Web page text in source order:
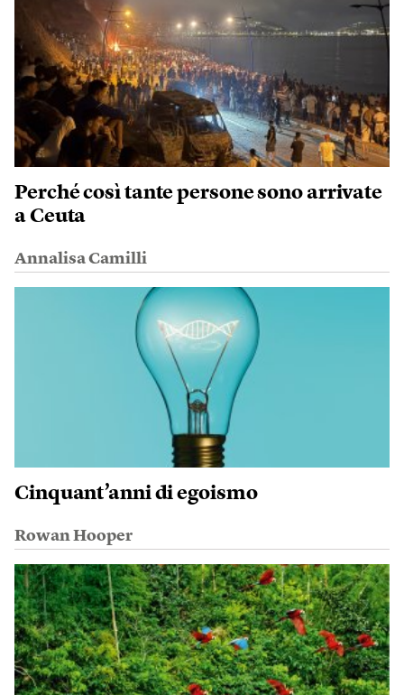
Perché così tante persone sono arrivate
a Ceuta
Annalisa Camilli
Cinquant’anni di egoismo
Rowan Hooper